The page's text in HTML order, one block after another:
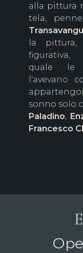
alla pittura
tela,
la
figurativa,
quale le
l'avevano
sonno solo
Paladino,
Francesco